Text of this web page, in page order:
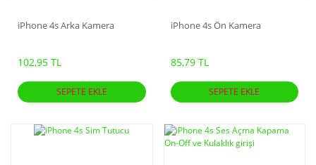
iPhone 4s Arka Kamera
102,95 TL
SEPETE EKLE
iPhone 4s Ön Kamera
85,79 TL
SEPETE EKLE